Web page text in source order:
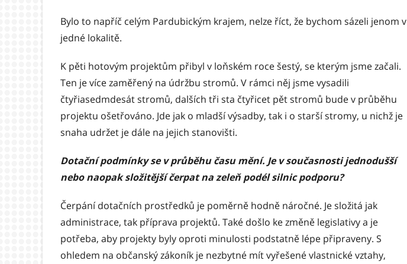
Bylo to napříč celým Pardubickým krajem, nelze říct, že bychom sázeli jenom v
jedné lokalitě.
K pěti hotovým projektům přibyl v loňském roce šestý, se kterým jsme začali.
Ten je více zaměřený na údržbu stromů. V rámci něj jsme vysadili
čtyřiasedmdesát stromů, dalších tři sta čtyřicet pět stromů bude v průběhu
projektu ošetřováno. Jde jak o mladší výsadby, tak i o starší stromy, u nichž je
snaha udržet je dále na jejich stanovišti.
Dotační podmínky se v průběhu času mění. Je v současnosti jednodušší
nebo naopak složitější čerpat na zeleň podél silnic podporu?
Čerpání dotačních prostředků je poměrně hodně náročné. Je složitá jak
administrace, tak příprava projektů. Také došlo ke změně legislativy a je
potřeba, aby projekty byly oproti minulosti podstatně lépe připraveny. S
ohledem na občanský zákoník je nezbytné mít vyřešené vlastnické vztahy,